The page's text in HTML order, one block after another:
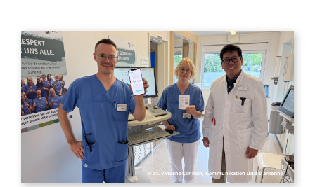
© St. Vincenz-Kliniken, Kommunikation und Marketing